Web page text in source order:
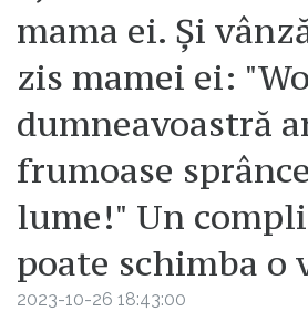
mama ei. Și
zis mamei ei:
dumneavoastră
frumoase
lume!" Un
poate schimba o
2023-10-26 18:43:00